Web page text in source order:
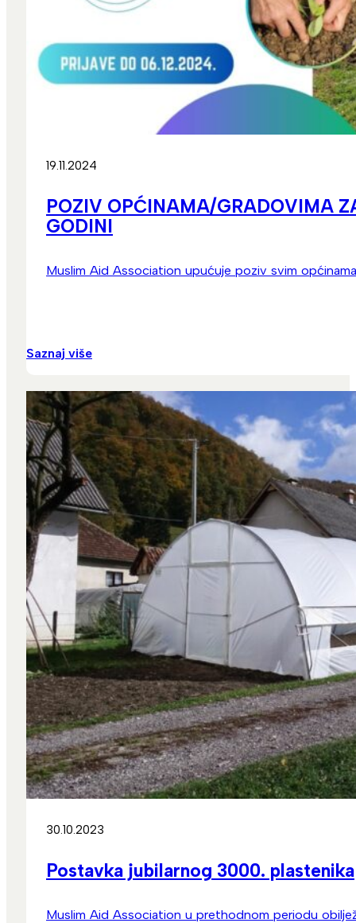
19.11.2024
POZIV OPĆINAMA/GRADOVIMA
GODINI
Muslim Aid Association upućuje poziv svim
Saznaj više
30.10.2023
Postavka jubilarnog 3000. plastenika
Muslim Aid Association u prethodnom periodu